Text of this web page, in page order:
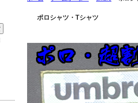
ポロシャツ・Tシャツ